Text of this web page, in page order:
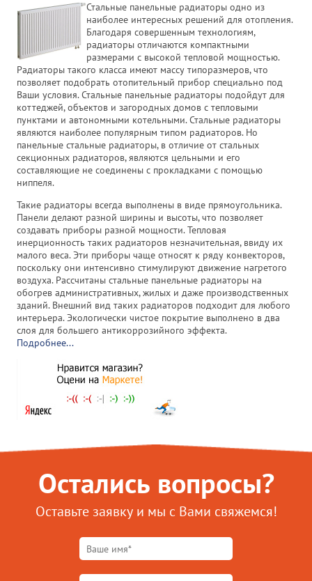
Стальные панельные радиаторы одно из
наиболее интересных решений для отопления.
Благодаря совершенным технологиям,
радиаторы отличаются компактными
размерами с высокой тепловой мощностью.
Радиаторы такого класса имеют массу типоразмеров, что
позволяет подобрать отопительный прибор специально под
Ваши условия. Стальные панельные радиаторы подойдут для
коттеджей, объектов и загородных домов с тепловыми
пунктами и автономными котельными. Стальные радиаторы
являются наиболее популярным типом радиаторов. Но
панельные стальные радиаторы, в отличие от стальных
секционных радиаторов, являются цельными и его
составляющие не соединены с прокладками с помощью
ниппеля.
Такие радиаторы всегда выполнены в виде прямоугольника.
Панели делают разной ширины и высоты, что позволяет
создавать приборы разной мощности. Тепловая
инерционность таких радиаторов незначительная, ввиду их
малого веса. Эти приборы чаще относят к ряду конвекторов,
поскольку они интенсивно стимулируют движение нагретого
воздуха. Рассчитаны стальные панельные радиаторы на
обогрев административных, жилых и даже производственных
зданий. Внешний вид таких радиаторов подходит для любого
интерьера. Экологически чистое покрытие выполнено в два
слоя для большего антикоррозийного эффекта.
Подробнее...
Остались вопросы?
Оставьте заявку и мы с Вами свяжемся!